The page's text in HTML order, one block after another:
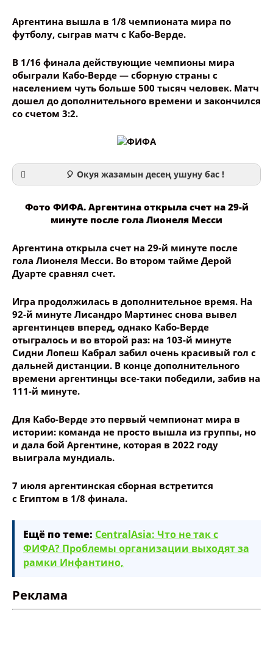
Аргентина вышла в 1/8 чемпионата мира по
футболу, сыграв матч с Кабо-Верде.
В 1/16 финала действующие чемпионы мира
обыграли Кабо-Верде — сборную страны с
населением чуть больше 500 тысяч человек. Матч
дошел до дополнительного времени и закончился
со счетом 3:2.
🎈 Окуя жазамын десең ушуну бас !
Ваше имя
Опубликовать контент
Фото ФИФА. Аргентина открыла счет на 29-й
минуте после гола Лионеля Месси
Аргентина открыла счет на 29-й минуте после
гола Лионеля Месси. Во втором тайме Дерой
Дуарте сравнял счет.
Игра продолжилась в дополнительное время. На
92-й минуте Лисандро Мартинес снова вывел
аргентинцев вперед, однако Кабо-Верде
отыгралось и во второй раз: на 103-й минуте
Сидни Лопеш Кабрал забил очень красивый гол с
дальней дистанции. В конце дополнительного
времени аргентинцы все-таки победили, забив на
111-й минуте.
Для Кабо-Верде это первый чемпионат мира в
истории: команда не просто вышла из группы, но
и дала бой Аргентине, которая в 2022 году
выиграла мундиаль.
7 июля аргентинская сборная встретится
с Египтом в 1/8 финала.
Ещё по теме: CentralAsia: Что не так с
ФИФА? Проблемы организации выходят за
рамки Инфантино,
Реклама